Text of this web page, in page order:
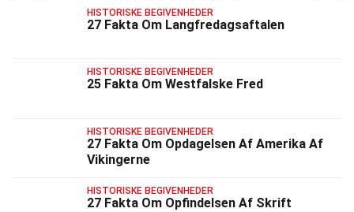
HISTORISKE BEGIVENHEDER
27 Fakta Om Langfredagsaftalen
HISTORISKE BEGIVENHEDER
25 Fakta Om Westfalske Fred
HISTORISKE BEGIVENHEDER
27 Fakta Om Opdagelsen Af Amerika Af
Vikingerne
HISTORISKE BEGIVENHEDER
27 Fakta Om Opfindelsen Af Skrift